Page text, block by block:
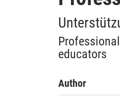
educators
Author